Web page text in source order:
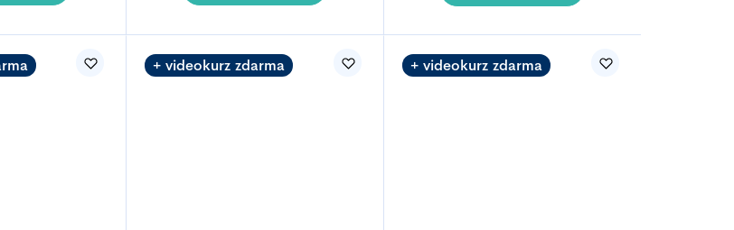
z
hvězdiček.
z
5
hvězdiček.
+ videokurz zdarma + videokurz zdarma